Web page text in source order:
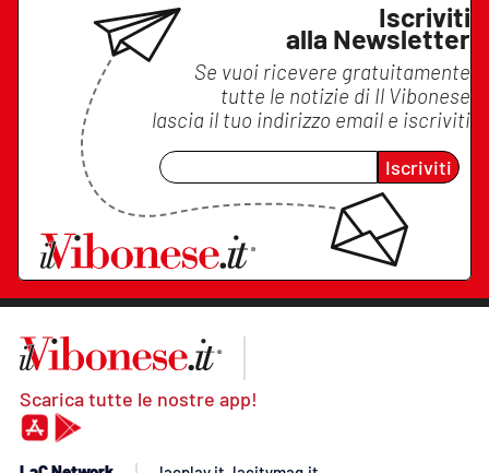
Iscriviti
alla Newsletter
Se vuoi ricevere gratuitamente
tutte le notizie di Il Vibonese
lascia il tuo indirizzo email e iscriviti
Iscriviti
Scarica tutte le nostre app!